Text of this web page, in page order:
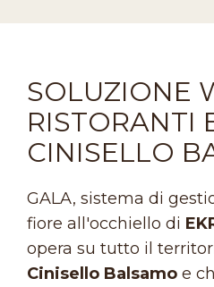
SOLUZIONE
RISTORANTI
CINISELLO
GALA, sistema di
fiore all'occhiello di
opera su tutto il
Cinisello Balsamo e